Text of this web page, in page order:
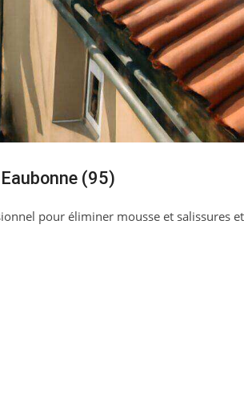
(95)
pour éliminer mousse et salissures